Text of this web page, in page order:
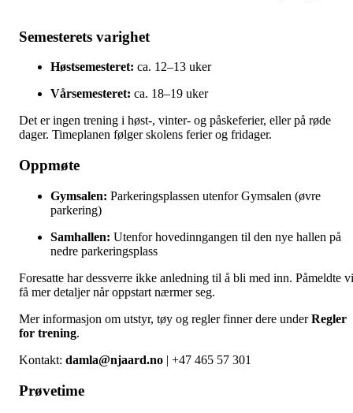
Semesterets varighet
Høstsemesteret: ca. 12–13 uker
Vårsemesteret: ca. 18–19 uker
Det er ingen trening i høst-, vinter- og påskeferier, eller på røde
dager. Timeplanen følger skolens ferier og fridager.
Oppmøte
Gymsalen: Parkeringsplassen utenfor Gymsalen (øvre
parkering)
Samhallen: Utenfor hovedinngangen til den nye hallen på
nedre parkeringsplass
Foresatte har dessverre ikke anledning til å bli med inn. Påmeldte
få mer detaljer når oppstart nærmer seg.
Mer informasjon om utstyr, tøy og regler finner dere underRegler
for trening.
Kontakt: damla@njaard.no | +47 465 57 301
Prøvetime